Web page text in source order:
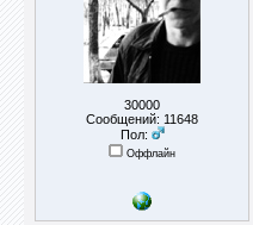
30000
Сообщений: 11648
Пол:
Оффлайн